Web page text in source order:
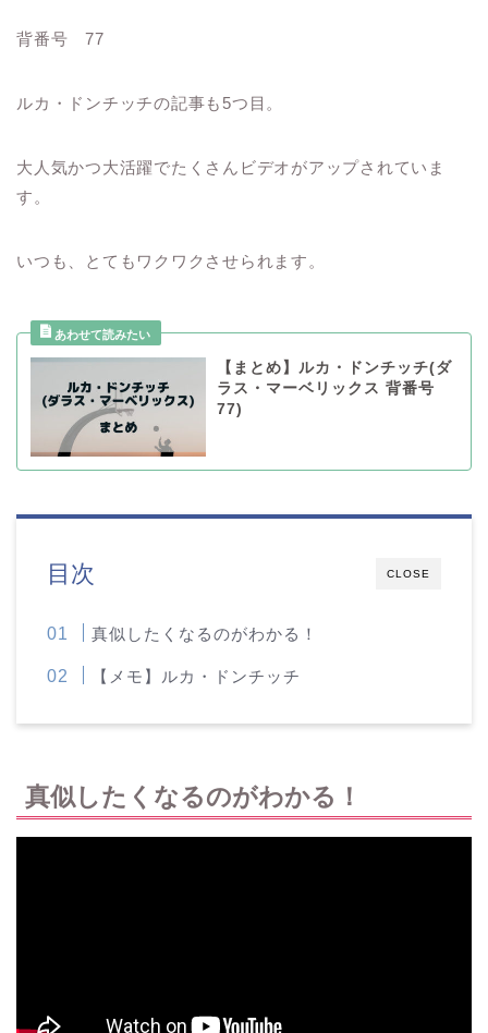
背番号 77
ルカ・ドンチッチの記事も5つ目。
大人気かつ大活躍でたくさんビデオがアップされていま
す。
いつも、とてもワクワクさせられます。
【まとめ】ルカ・ドンチッチ(ダ
ラス・マーベリックス 背番号
77)
CLOSE
目次
真似したくなるのがわかる！
【メモ】ルカ・ドンチッチ
真似したくなるのがわかる！